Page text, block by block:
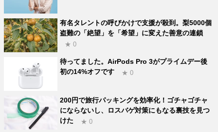
有名タレントの呼びかけで支援が殺到。梨5000個
盗難の「絶望」を「希望」に変えた善意の連鎖
★ 0
待ってました。AirPods Pro 3がプライムデー後
初の14%オフです
★ 0
200円で旅行パッキングを効率化！ゴチャゴチャ
にならないし、ロスバゲ対策にもなる裏技を見つ
けた
★ 0